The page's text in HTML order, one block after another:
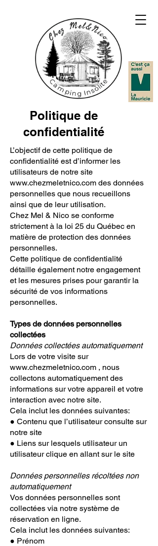
Politique de
confidentialité
L’objectif de cette politique de
confidentialité est d’informer les
utilisateurs de notre site
www.chezmeletnico.com des données
personnelles que nous recueillons
ainsi que de leur utilisation.
Chez Mel & Nico se conforme
strictement à la loi 25 du Québec en
matière de protection des données
personnelles.
Cette politique de confidentialité
détaille également notre engagement
et les mesures prises pour garantir la
sécurité de vos informations
personnelles.
Types de données personnelles
collectées
Données collectées automatiquement
Lors de votre visite sur
www.chezmeletnico.com , nous
collectons automatiquement des
informations sur votre appareil et votre
interaction avec notre site.
Cela inclut les données suivantes:
● Contenu que l’utilisateur consulte sur
notre site
● Liens sur lesquels utilisateur un
utilisateur clique en allant sur le site
Données personnelles récoltées non
automatiquement
Vos données personnelles sont
collectées via notre système de
réservation en ligne.
Cela inclut les données suivantes:
● Prénom